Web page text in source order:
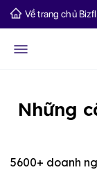
Về trang chủ
Những
5600+ doanh